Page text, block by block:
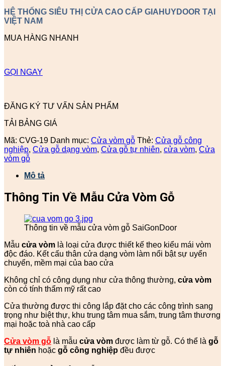
HỆ THỐNG SIÊU THỊ CỬA CAO CẤP GIAHUYDOOR TẠI
VIỆT NAM
MUA HÀNG NHANH
GỌI NGAY
ĐĂNG KÝ TƯ VẤN SẢN PHẨM
TẢI BẢNG GIÁ
Mã: CVG-19 Danh mục: Cửa vòm gỗ Thẻ: Cửa gỗ công
nghiệp, Cửa gỗ dạng vòm, Cửa gỗ tự nhiên, cửa vòm, Cửa
vòm gỗ
Mô tả
Thông Tin Về Mẫu Cửa Vòm Gỗ
Thông tin về mẫu cửa vòm gỗ SaiGonDoor
Mẫu cửa vòm là loại cửa được thiết kế theo kiểu mái vòm
độc đáo. Kết cấu thân cửa dạng vòm làm nổi bật sự uyển
chuyển, mềm mại của bao cửa
Không chỉ có công dụng như cửa thông thường, cửa vòm
còn có tính thẩm mỹ rất cao
Cửa thường được thi công lắp đặt cho các công trình sang
trọng như biệt thự, khu trung tâm mua sắm, trung tâm thương
mại hoặc toà nhà cao cấp
Cửa vòm gỗ là mẫu cửa vòm được làm từ gỗ. Có thể là gỗ
tự nhiên hoặc gỗ công nghiệp đều được